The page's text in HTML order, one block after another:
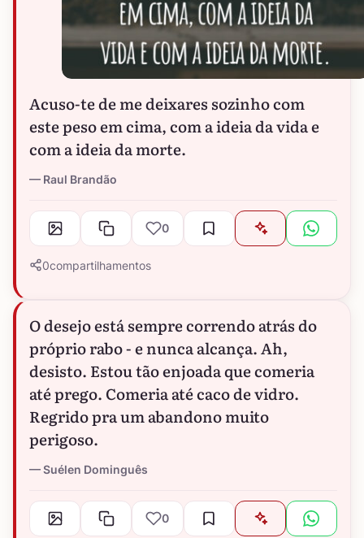
Acuso-te de me deixares sozinho com
este peso em cima, com a ideia da vida e
com a ideia da morte.
Raul Brandão
0
0compartilhamentos
O desejo está sempre correndo atrás do
próprio rabo - e nunca alcança. Ah,
desisto. Estou tão enjoada que comeria
até prego. Comeria até caco de vidro.
Regrido pra um abandono muito
perigoso.
Suélen Dominguês
0